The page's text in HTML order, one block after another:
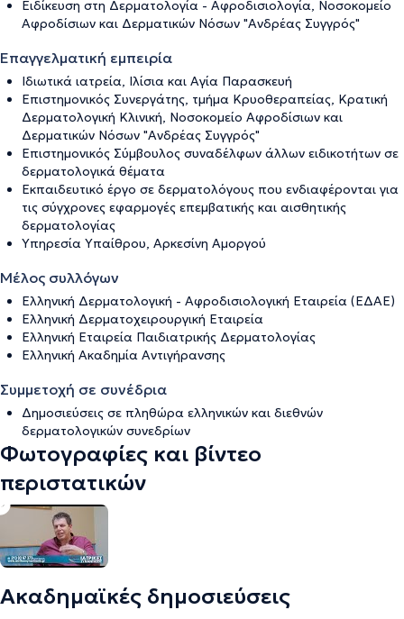
Ειδίκευση στη Δερματολογία - Αφροδισιολογία, Νοσοκομείο
Αφροδίσιων και Δερματικών Νόσων "Ανδρέας Συγγρός"
Επαγγελματική εμπειρία
Ιδιωτικά ιατρεία, Ιλίσια και Αγία Παρασκευή
Επιστημονικός Συνεργάτης, τμήμα Κρυοθεραπείας, Κρατική
Δερματολογική Κλινική, Νοσοκομείο Αφροδίσιων και
Δερματικών Νόσων "Ανδρέας Συγγρός"
Επιστημονικός Σύμβουλος συναδέλφων άλλων ειδικοτήτων σε
δερματολογικά θέματα
Εκπαιδευτικό έργο σε δερματολόγους που ενδιαφέρονται για
τις σύγχρονες εφαρμογές επεμβατικής και αισθητικής
δερματολογίας
Υπηρεσία Υπαίθρου, Αρκεσίνη Αμοργού
Μέλος συλλόγων
Ελληνική Δερματολογική - Αφροδισιολογική Εταιρεία (ΕΔΑΕ)
Ελληνική Δερματοχειρουργική Εταιρεία
Ελληνική Εταιρεία Παιδιατρικής Δερματολογίας
Ελληνική Ακαδημία Αντιγήρανσης
Συμμετοχή σε συνέδρια
Δημοσιεύσεις σε πληθώρα ελληνικών και διεθνών
δερματολογικών συνεδρίων
Φωτογραφίες και βίντεο
περιστατικών
Ακαδημαϊκές δημοσιεύσεις